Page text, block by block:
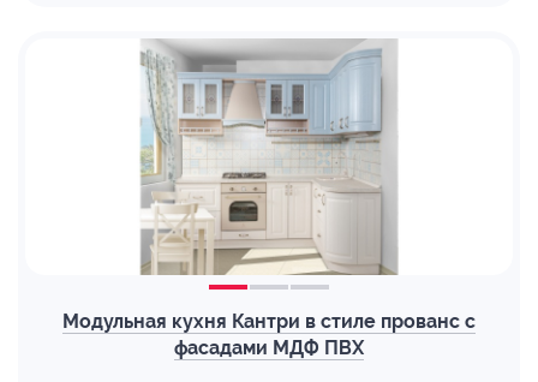
Модульная кухня Кантри в стиле прованс с
фасадами МДФ ПВХ